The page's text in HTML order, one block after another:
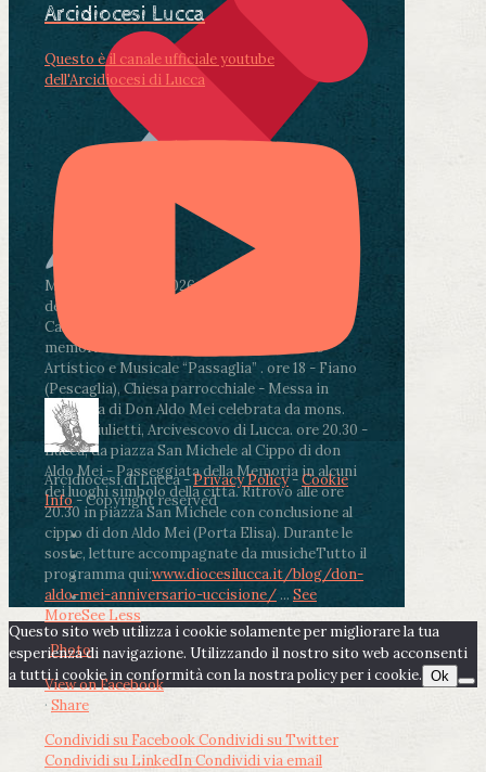
Martedì 4 agosto2026ore 11:30 - Lucca, Scuola
dell’Infanzia don Aldo Mei - Viale Castruccio
Castracani 435 - Inaugurazione murales in
memoria di don Aldo Mei curato dal Liceo
Artistico e Musicale “Passaglia” . ore 18 - Fiano
(Pescaglia), Chiesa parrocchiale - Messa in
memoria di Don Aldo Mei celebrata da mons.
Paolo Giulietti, Arcivescovo di Lucca. ore 20.30 -
Lucca, da piazza San Michele al Cippo di don
Aldo Mei - Passeggiata della Memoria in alcuni
dei luoghi simbolo della città. Ritrovo alle ore
20.30 in piazza San Michele con conclusione al
cippo di don Aldo Mei (Porta Elisa). Durante le
soste, letture accompagnate da musicheTutto il
programma qui:www.diocesilucca.it/blog/don-
aldo-mei-anniversario-uccisione/ ... See
MoreSee Less
Photo
View on Facebook
· Share
Condividi su FacebookCondividi su Twitter
Condividi su LinkedInCondividi via email
Arcidiocesi Lucca
Questo è il canale ufficiale youtube
dell'Arcidiocesi di Lucca
Arcidiocesi di Lucca -Privacy Policy-Cookie
Info- Copyright reserved
Questo sito web utilizza i cookie solamente per migliorare la tua
esperienza di navigazione. Utilizzando il nostro sito web acconsenti
a tutti i cookie in conformità con la nostra policy per i cookie. Ok